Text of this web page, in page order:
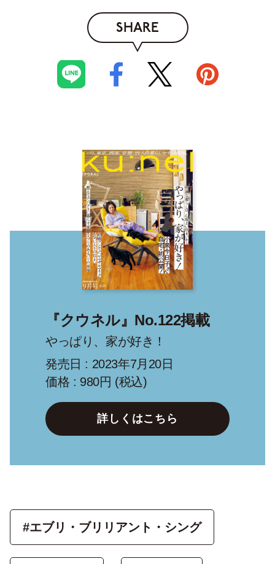
SHARE
『クウネル』No.122掲載
やっぱり、家が好き！
発売日 : 2023年7月20日
価格 : 980円 (税込)
詳しくはこちら
#エブリ・ブリリアント・シング